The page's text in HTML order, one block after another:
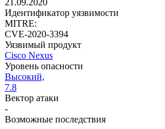
21.09.2020
Идентификатор уязвимости
MITRE:
CVE-2020-3394
Уязвимый продукт
Cisco Nexus
Уровень опасности
Высокий,
7.8
Вектор атаки
-
Возможные последствия